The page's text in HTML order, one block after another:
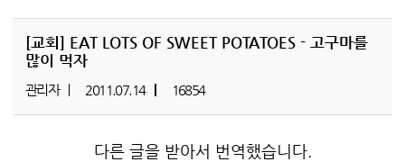
[교회] EAT LOTS OF SWEET POTATOES - 고구마를
많이 먹자
관리자 2011.07.14 16854
다른 글을 받아서 번역했습니다.